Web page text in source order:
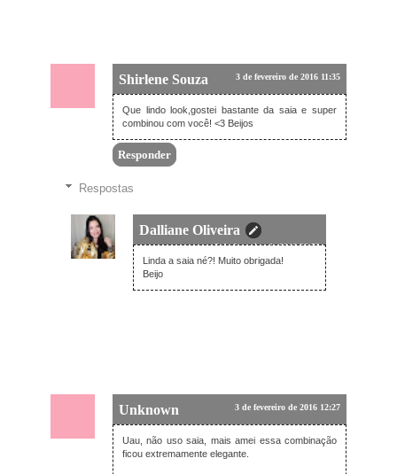
Shirlene Souza 3 de fevereiro de 2016 11:35
Que lindo look,gostei bastante da saia e super
combinou com você! <3 Beijos
Responder
Respostas
Dalliane Oliveira
3 de fevereiro de 2016 20:59
Linda a saia né?! Muito obrigada!
Beijo
Unknown 3 de fevereiro de 2016 12:27
Uau, não uso saia, mais amei essa combinação
ficou extremamente elegante.